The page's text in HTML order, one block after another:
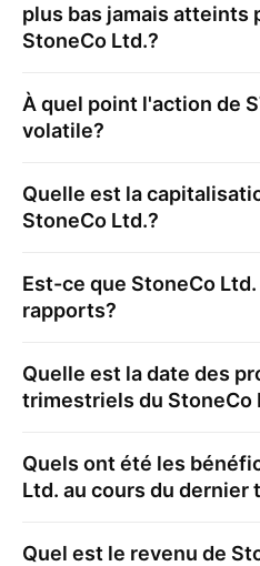
plus bas jamais atteints
StoneCo Ltd.?
À quel point l'action de
volatile?
Quelle est la
StoneCo Ltd.?
Est-ce que StoneCo Ltd.
rapports?
Quelle est la date des
trimestriels du StoneCo
Quels ont été les
Ltd. au cours du dernier
Quel est le revenu de